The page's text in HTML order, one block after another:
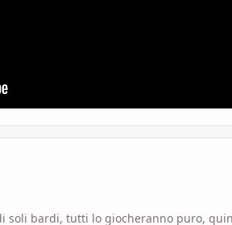
soli bardi, tutti lo giocheranno puro,